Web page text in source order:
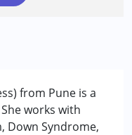
from Pune is a
works with
Down Syndrome,